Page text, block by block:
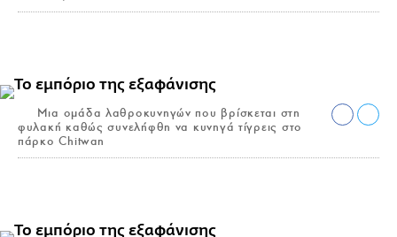
Μια ομάδα λαθροκυνηγών που βρίσκεται στη
φυλακή καθώς συνελήφθη να κυνηγά τίγρεις στο
πάρκο Chitwan